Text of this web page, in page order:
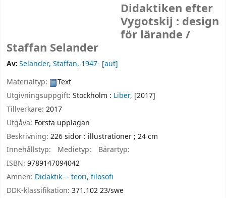
Didaktiken efter
Vygotskij : design
för lärande /
Staffan Selander
Av:Selander, Staffan, 1947- [aut]
Materialtyp:
Text
Utgivningsuppgift: Stockholm : Liber, [2017]
Tillverkare: 2017
Utgåva: Första upplagan
Beskrivning: 226 sidor : illustrationer ; 24 cm
Innehållstyp:
Medietyp:
Bärartyp:
ISBN: 9789147094042
Ämnen: Didaktik -- teori, filosofi
DDK-klassifikation: 371.102 23/swe